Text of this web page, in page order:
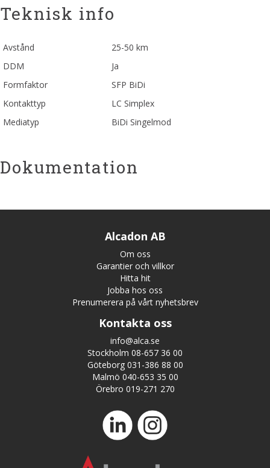
Teknisk info
Avstånd
25-50 km
DDM
Ja
Formfaktor
SFP BiDi
Kontakttyp
LC Simplex
Mediatyp
BiDi Singelmod
Dokumentation
Alcadon AB
Om oss
Garantier och villkor
Hitta hit
Jobba hos oss
Prenumerera på vårt nyhetsbrev
Kontakta oss
info@alca.se
Stockholm 08-657 36 00
Göteborg 031-386 88 00
Malmö 040-653 35 00
Örebro 019-271 270